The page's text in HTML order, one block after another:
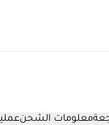
معلومات الشحن